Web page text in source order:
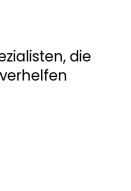
die